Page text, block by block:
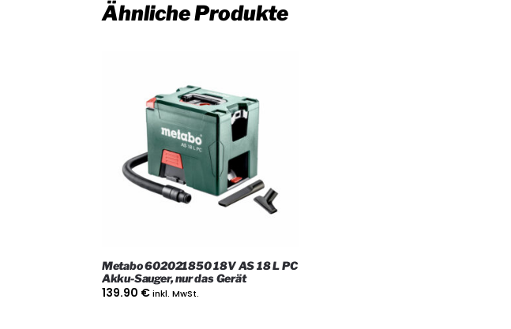
Ähnliche Produkte
Metabo 602021850 18V AS 18 L PC
Akku-Sauger, nur das Gerät
139.90 €inkl. MwSt.